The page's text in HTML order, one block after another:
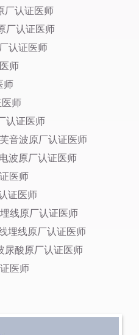
厂认证医师
厂认证医师
认证医师
师
师
师
认证医师
音波原厂认证医师
波原厂认证医师
医师
证医师
线原厂认证医师
埋线原厂认证医师
尿酸原厂认证医师
医师